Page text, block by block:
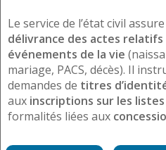
Le service de l’état civil assure
délivrance des actes
événements de la vie
mariage, PACS, décès). Il
demandes de titres
aux inscriptions sur les
formalités liées aux